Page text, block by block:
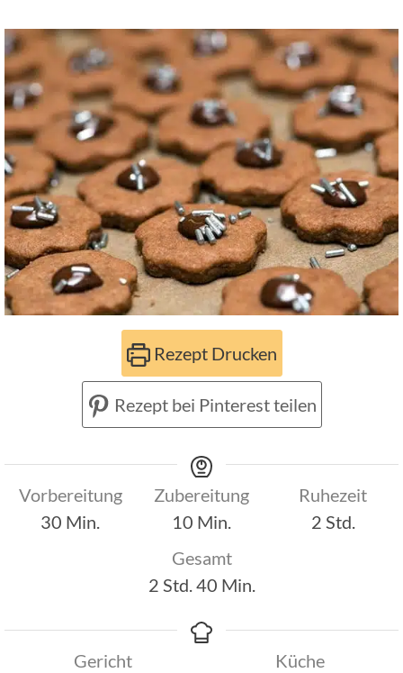
Rezept Drucken
Rezept bei Pinterest teilen
Vorbereitung
30 Minuten
Min.
Zubereitung
10 Minuten
Min.
Ruhezeit
2Stunden
Std.
Gesamt
2Stunden
Std.40Minuten
Min.
Gericht
Küche